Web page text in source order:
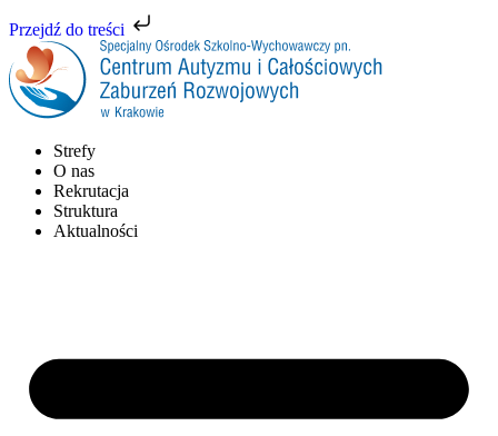
Przejdź do treści
Strefy
O nas
Rekrutacja
Struktura
Aktualności